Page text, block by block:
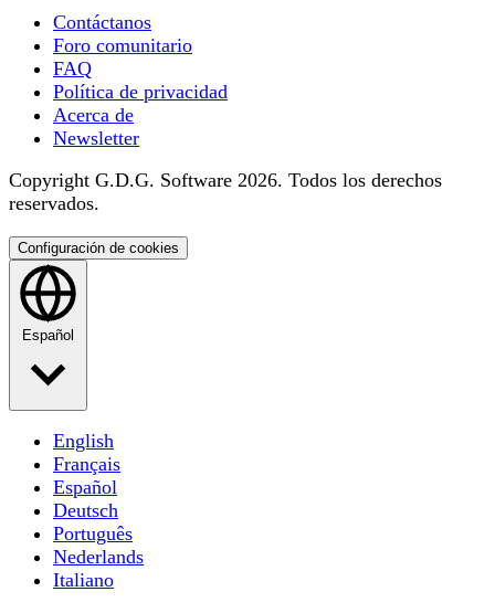
Contáctanos
Foro comunitario
FAQ
Política de privacidad
Acerca de
Newsletter
Copyright G.D.G. Software 2026. Todos los derechos
reservados.
Configuración de cookies
Español
English
Français
Español
Deutsch
Português
Nederlands
Italiano